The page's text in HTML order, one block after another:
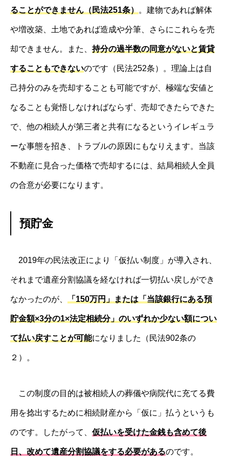
ることができません（民法251条） 。建物であれば解体
や増改築、土地であれば造成や分筆、さらにこれらを売
却できません。また、 持分の過半数の同意がないと賃貸
することもできないのです（民法252条）。理論上は自
己持分のみを売却することも可能ですが、極端な安値と
なることも覚悟しなければならず、売却できたらできた
で、他の相続人が第三者と共有になるというイレギュラ
ーな事態を招き、トラブルの原因にもなりえます。当該
不動産に見合った価格で売却するには、結局相続人全員
の合意が必要になります。
預貯金
2019年の民法改正により「仮払い制度」が導入され、
それまで遺産分割協議を経なければ一切払い戻しができ
なかったのが、 「150万円」または「当該銀行にある預
貯金額×3分の1×法定相続分」のいずれか少ない額につい
て払い戻すことが可能になりました（民法902条の
２）。
この制度の目的は被相続人の葬儀や病院代に充てる費
用を捻出するために相続財産から「仮に」払うというも
のです。したがって、 仮払いを受けた金銭も含めて後
日、改めて遺産分割協議をする必要があるのです。